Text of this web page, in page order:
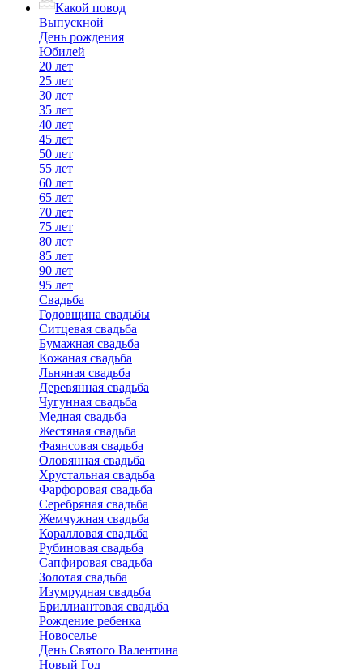
Какой повод
Выпускной
День рождения
Юбилей
20 лет
25 лет
30 лет
35 лет
40 лет
45 лет
50 лет
55 лет
60 лет
65 лет
70 лет
75 лет
80 лет
85 лет
90 лет
95 лет
Свадьба
Годовщина свадьбы
Ситцевая свадьба
Бумажная свадьба
Кожаная свадьба
Льняная свадьба
Деревянная свадьба
Чугунная свадьба
Медная свадьба
Жестяная свадьба
Фаянсовая свадьба
Оловянная свадьба
Хрустальная свадьба
Фарфоровая свадьба
Серебряная свадьба
Жемчужная свадьба
Коралловая свадьба
Рубиновая свадьба
Сапфировая свадьба
Золотая свадьба
Изумрудная свадьба
Бриллиантовая свадьба
Рождение ребенка
Новоселье
День Святого Валентина
Новый Год